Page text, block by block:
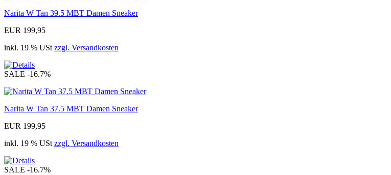
Narita W Tan 39.5 MBT Damen Sneaker
EUR 199,95
inkl. 19 % UStzzgl. Versandkosten
SALE -16.7%
Narita W Tan 37.5 MBT Damen Sneaker
EUR 199,95
inkl. 19 % UStzzgl. Versandkosten
SALE -16.7%